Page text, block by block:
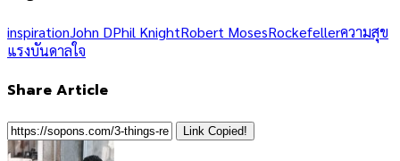
inspirationJohn DPhil KnightRobert MosesRockefellerความสุข
แรงบันดาลใจ
Share Article
Link Copied!